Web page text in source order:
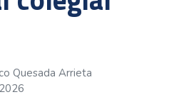
Quesada Arrieta